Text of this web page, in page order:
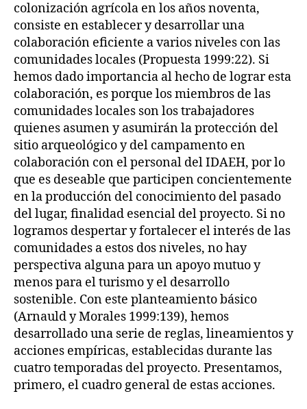
colonización agrícola en los años noventa,
consiste en establecer y desarrollar una
colaboración eficiente a varios niveles con las
comunidades locales (Propuesta 1999:22). Si
hemos dado importancia al hecho de lograr esta
colaboración, es porque los miembros de las
comunidades locales son los trabajadores
quienes asumen y asumirán la protección del
sitio arqueológico y del campamento en
colaboración con el personal del IDAEH, por lo
que es deseable que participen concientemente
en la producción del conocimiento del pasado
del lugar, finalidad esencial del proyecto. Si no
logramos despertar y fortalecer el interés de las
comunidades a estos dos niveles, no hay
perspectiva alguna para un apoyo mutuo y
menos para el turismo y el desarrollo
sostenible. Con este planteamiento básico
(Arnauld y Morales 1999:139), hemos
desarrollado una serie de reglas, lineamientos y
acciones empíricas, establecidas durante las
cuatro temporadas del proyecto. Presentamos,
primero, el cuadro general de estas acciones.